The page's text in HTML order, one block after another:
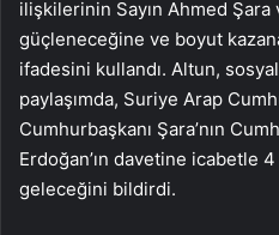
ilişkilerinin Sayın Ahmed
güçleneceğine ve boyut
ifadesini kullandı. Altun,
paylaşımda, Suriye Arap
Cumhurbaşkanı Şara’nın
Erdoğan’ın davetine icabetle
geleceğini bildirdi.